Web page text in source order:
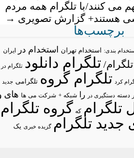
می کنند/با تلگرام همه مردم
هستند+ گزارش تصویری→
برچسب‌ها
بندی: استخدام تهران استخدام در ایران
تلگرام دانلود تلگرام در
کرد تلگرام گروه تلگرامی جدید
دسته دستگیری در را شبکه + شرکت می ها های و
تلگرام که گروه تلگرام
تلگرام گزیده خبری یک